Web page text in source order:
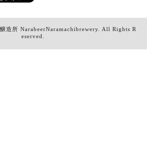
造所 NarabeerNaramachibrewery. All Rights R
eserved.